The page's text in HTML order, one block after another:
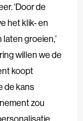
‘Door de
het klik- en
groeien,’
willen we de
koopt
de kans
zou